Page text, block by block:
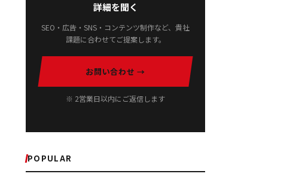
詳細を聞く
SEO・広告・SNS・コンテンツ制作など、貴社
課題に合わせてご提案します。
お問い合わせ →
※ 2営業日以内にご返信します
POPULAR